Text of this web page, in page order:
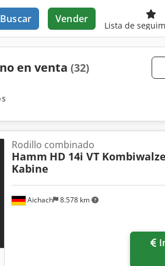
Buscar Vender
Lista de
en venta (32)
Aichach 8.578 km
Rodillo combinado
Hamm HD 14i VT
Kabine